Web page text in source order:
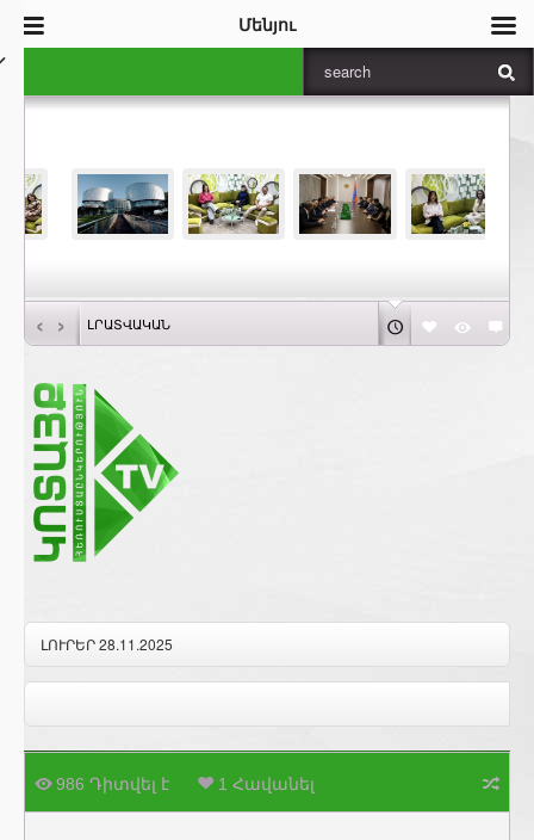
‹ › ԼՐԱՏՎԱԿԱՆ
ԼՈՒՐԵՐ 28.11.2025
986 Դիտվել է 1 Հավանել
Մենյու